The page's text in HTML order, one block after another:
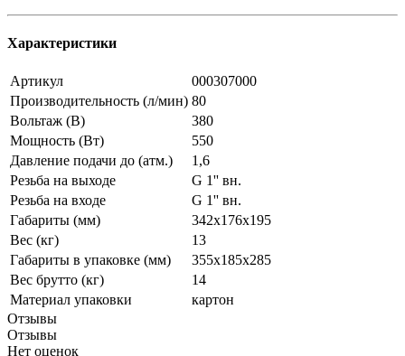
Характеристики
Артикул
000307000
Производительность (л/мин) 80
Вольтаж (В)
380
Мощность (Вт)
550
Давление подачи до (атм.)
1,6
Резьба на выходе
G 1'' вн.
Резьба на входе
G 1'' вн.
Габариты (мм)
342х176х195
Вес (кг)
13
Габариты в упаковке (мм)
355х185х285
Вес брутто (кг)
14
Материал упаковки
картон
Отзывы
Отзывы
Нет оценок